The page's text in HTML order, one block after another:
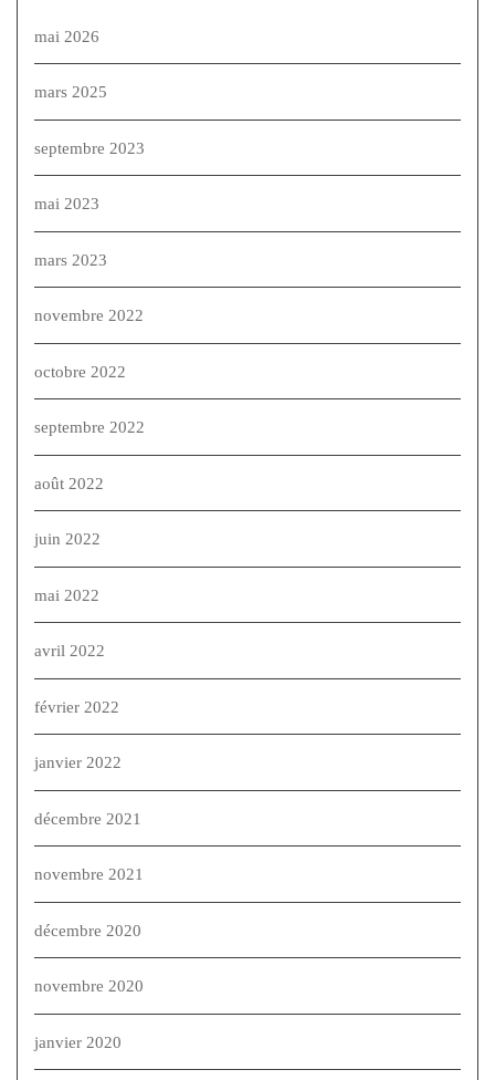
mai 2026
mars 2025
septembre 2023
mai 2023
mars 2023
novembre 2022
octobre 2022
septembre 2022
août 2022
juin 2022
mai 2022
avril 2022
février 2022
janvier 2022
décembre 2021
novembre 2021
décembre 2020
novembre 2020
janvier 2020